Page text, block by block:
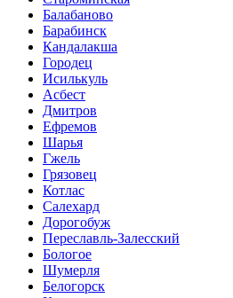
Балабаново
Барабинск
Кандалакша
Городец
Исилькуль
Асбест
Дмитров
Ефремов
Шарья
Гжель
Грязовец
Котлас
Салехард
Дорогобуж
Переславль-Залесский
Бологое
Шумерля
Белогорск